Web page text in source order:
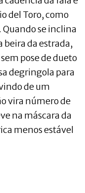
del Toro, como
Quando se inclina
beira da estrada,
pose de dueto
degringola para
de um
vira número de
na máscara da
menos estável